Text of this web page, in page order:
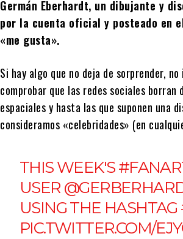
Germán Eberhardt, un dibujante y
por la cuenta oficial y posteado en
«me gusta».
Si hay algo que no deja de sorprender,
comprobar que las redes sociales
espaciales y hasta las que suponen una
consideramos «celebridades» (en
THIS WEEK'S
USER
USING THE HASHTAG
PIC.TWITTER.COM/